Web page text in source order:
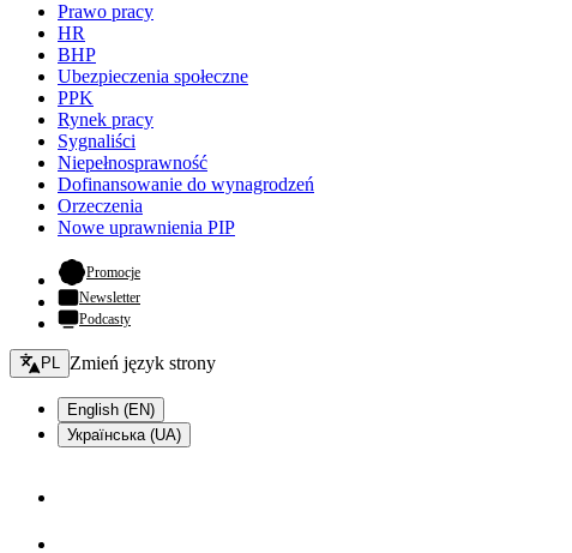
Prawo pracy
HR
BHP
Ubezpieczenia społeczne
PPK
Rynek pracy
Sygnaliści
Niepełnosprawność
Dofinansowanie do wynagrodzeń
Orzeczenia
Nowe uprawnienia PIP
Promocje- otwiera się w nowej karcie
Newsletter
Podcasty
Zmień język - bieżący:
PL Zmień język strony
English (EN)
Українська (UA)